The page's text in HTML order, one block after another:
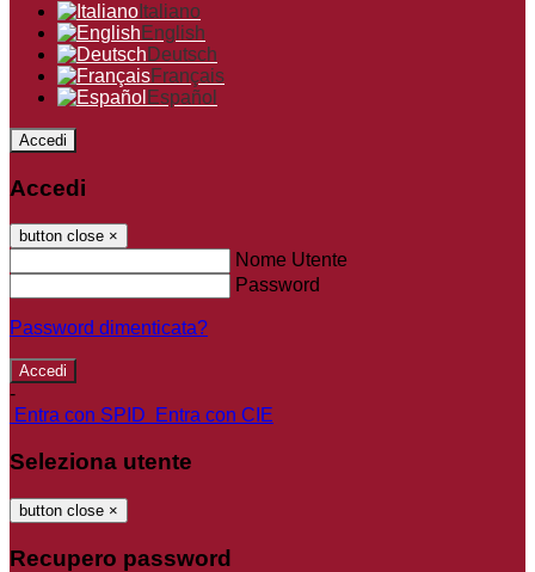
Italiano
English
Deutsch
Français
Español
Accedi
Accedi
button close ×
Nome Utente
Password
Password dimenticata?
-
Entra con SPID
Entra con CIE
Seleziona utente
button close ×
Recupero password